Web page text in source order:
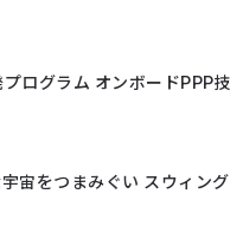
ログラム オンボードPPP
宇宙をつまみぐい スウィン